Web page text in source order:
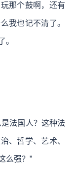
那个鼓啊，还有
我也记不清了。
了。
法国人？这种法
、哲学、艺术、
么强？”